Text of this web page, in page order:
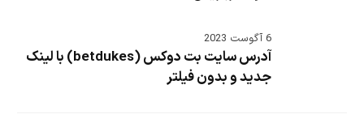
6 آگوست 2023
آدرس سایت بت دوکس (betdukes) با لینک
جدید و بدون فیلتر